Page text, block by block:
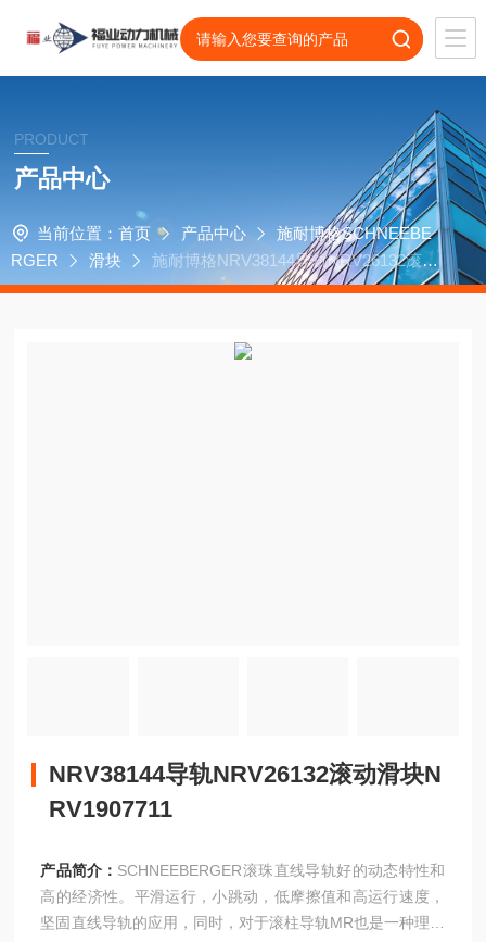
PRODUCT
产品中心
当前位置： 首页 产品中心
施耐博格SCHNEEBE
RGER
滑块
施耐博格NRV38144导轨NRV26132滚动
滑块NRV1907711
NRV38144导轨NRV26132滚动滑块N
RV1907711
产品简介： SCHNEEBERGER滚珠直线导轨好的动态特性和
高的经济性。平滑运行，小跳动，低摩擦值和高运行速度，
坚固直线导轨的应用，同时，对于滚柱导轨MR也是一种理想